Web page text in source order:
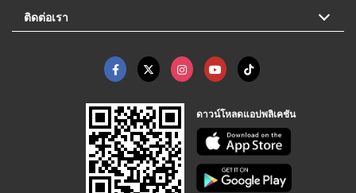
ติดต่อเรา
ดาวน์โหลดแอปพลิเคชัน